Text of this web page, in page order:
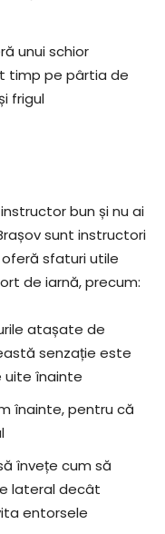
unui schior
timp pe pârtia de
frigul
bun și nu ai
sunt instructori
sfaturi utile
de iarnă, precum:
atașate de
senzație este
uite înainte
înainte, pentru că
învețe cum să
lateral decât
entorsele